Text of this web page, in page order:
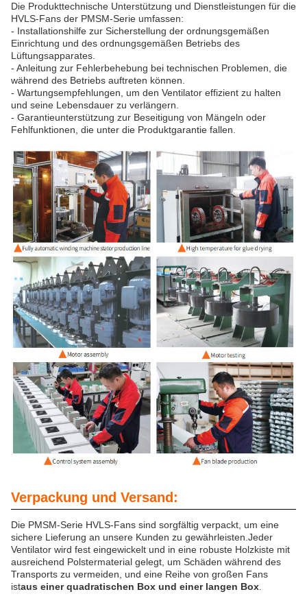
Die Produkttechnische Unterstützung und Dienstleistungen für die
HVLS-Fans der PMSM-Serie umfassen:
- Installationshilfe zur Sicherstellung der ordnungsgemäßen
Einrichtung und des ordnungsgemäßen Betriebs des
Lüftungsapparates.
- Anleitung zur Fehlerbehebung bei technischen Problemen, die
während des Betriebs auftreten können.
- Wartungsempfehlungen, um den Ventilator effizient zu halten
und seine Lebensdauer zu verlängern.
- Garantieunterstützung zur Beseitigung von Mängeln oder
Fehlfunktionen, die unter die Produktgarantie fallen.
Verpackung und Versand:
Die PMSM-Serie HVLS-Fans sind sorgfältig verpackt, um eine
sichere Lieferung an unsere Kunden zu gewährleisten.Jeder
Ventilator wird fest eingewickelt und in eine robuste Holzkiste mit
ausreichend Polstermaterial gelegt, um Schäden während des
Transports zu vermeiden, und eine Reihe von großen Fans
istaus einer quadratischen Box und einer langen Box